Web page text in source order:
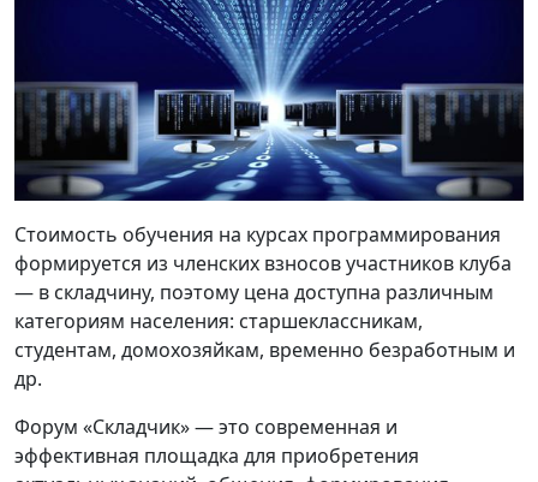
Стоимость обучения на курсах программирования
формируется из членских взносов участников клуба
— в cкладчину, поэтому цена доступна различным
категориям населения: старшеклассникам,
студентам, домохозяйкам, временно безработным и
др.
Форум «Складчик» — это современная и
эффективная площадка для приобретения